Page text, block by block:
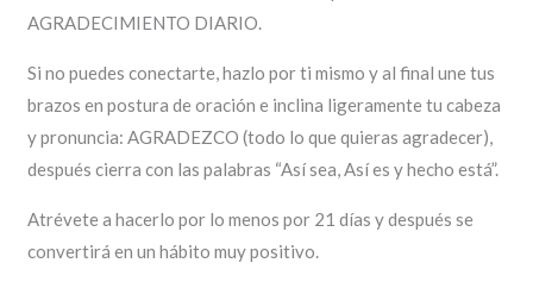
AGRADECIMIENTO DIARIO.
Si no puedes conectarte, hazlo por ti mismo y al final une tus
brazos en postura de oración e inclina ligeramente tu cabeza
y pronuncia: AGRADEZCO (todo lo que quieras agradecer),
después cierra con las palabras “Así sea, Así es y hecho está”.
Atrévete a hacerlo por lo menos por 21 días y después se
convertirá en un hábito muy positivo.